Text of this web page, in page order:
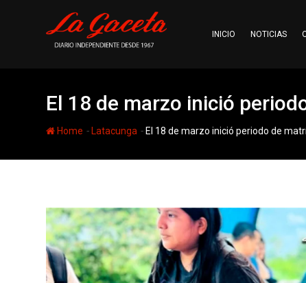
INICIO NOTICIAS
El 18 de marzo inició
Home - Latacunga - El 18 de marzo inició periodo de